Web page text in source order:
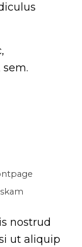
nostrud
ut aliquip